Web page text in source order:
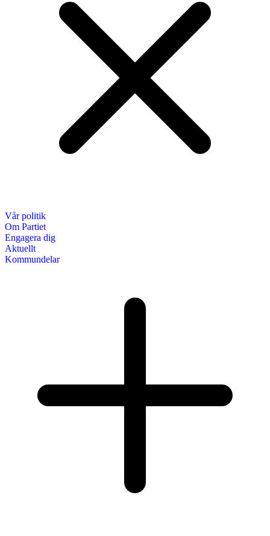
Vår politik
Om Partiet
Engagera dig
Aktuellt
Kommundelar